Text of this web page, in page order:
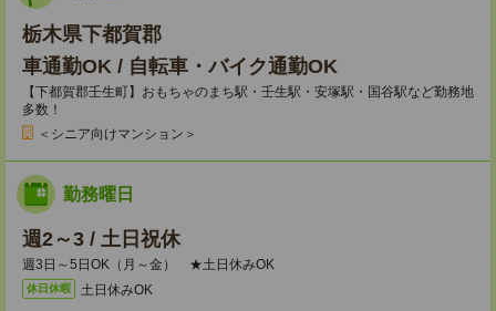
栃木県下都賀郡
車通勤OK / 自転車・バイク通勤OK
【下都賀郡壬生町】おもちゃのまち駅・壬生駅・安塚駅・国谷駅など勤務地
多数！
＜シニア向けマンション＞
勤務曜日
週2～3 / 土日祝休
週3日～5日OK（月～金） ★土日休みOK
休日休暇 土日休みOK